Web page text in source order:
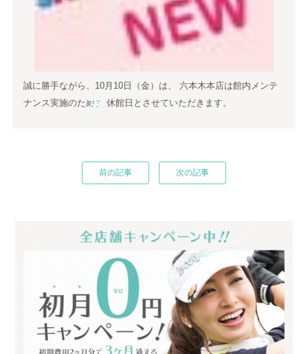
誠に勝手ながら、10月10日（金）は、 六本木本店は館内メンテ
ナンス実施のため、 休館日とさせていただきます。
前の記事 次の記事
まで